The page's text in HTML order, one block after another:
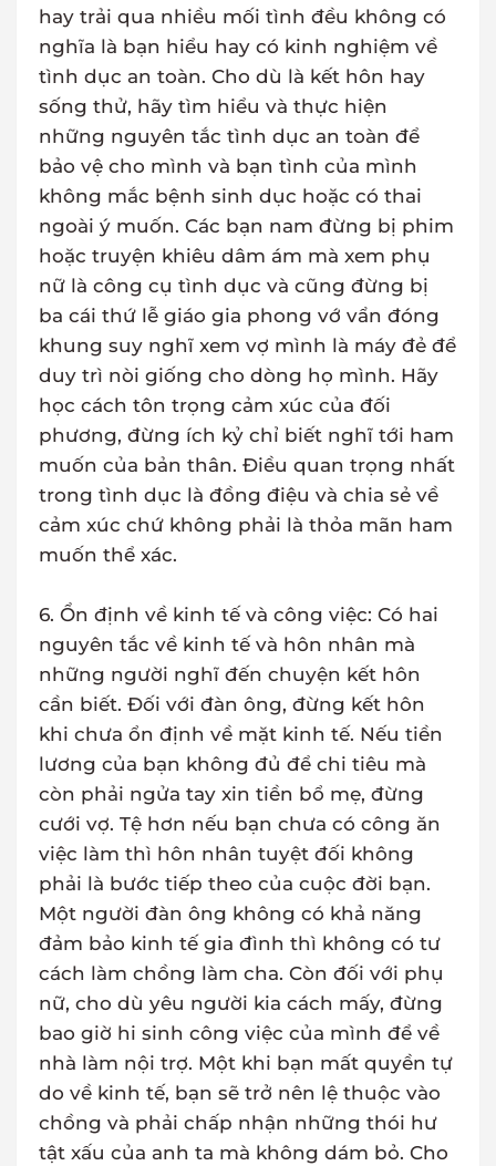
hay trải qua nhiều mối tình đều không có
nghĩa là bạn hiểu hay có kinh nghiệm về
tình dục an toàn. Cho dù là kết hôn hay
sống thử, hãy tìm hiểu và thực hiện
những nguyên tắc tình dục an toàn để
bảo vệ cho mình và bạn tình của mình
không mắc bệnh sinh dục hoặc có thai
ngoài ý muốn. Các bạn nam đừng bị phim
hoặc truyện khiêu dâm ám mà xem phụ
nữ là công cụ tình dục và cũng đừng bị
ba cái thứ lễ giáo gia phong vớ vẩn đóng
khung suy nghĩ xem vợ mình là máy đẻ để
duy trì nòi giống cho dòng họ mình. Hãy
học cách tôn trọng cảm xúc của đối
phương, đừng ích kỷ chỉ biết nghĩ tới ham
muốn của bản thân. Điều quan trọng nhất
trong tình dục là đồng điệu và chia sẻ về
cảm xúc chứ không phải là thỏa mãn ham
muốn thể xác.
6. Ổn định về kinh tế và công việc: Có hai
nguyên tắc về kinh tế và hôn nhân mà
những người nghĩ đến chuyện kết hôn
cần biết. Đối với đàn ông, đừng kết hôn
khi chưa ổn định về mặt kinh tế. Nếu tiền
lương của bạn không đủ để chi tiêu mà
còn phải ngửa tay xin tiền bổ mẹ, đừng
cưới vợ. Tệ hơn nếu bạn chưa có công ăn
việc làm thì hôn nhân tuyệt đối không
phải là bước tiếp theo của cuộc đời bạn.
Một người đàn ông không có khả năng
đảm bảo kinh tế gia đình thì không có tư
cách làm chồng làm cha. Còn đối với phụ
nữ, cho dù yêu người kia cách mấy, đừng
bao giờ hi sinh công việc của mình để về
nhà làm nội trợ. Một khi bạn mất quyền tự
do về kinh tế, bạn sẽ trở nên lệ thuộc vào
chồng và phải chấp nhận những thói hư
tật xấu của anh ta mà không dám bỏ. Cho